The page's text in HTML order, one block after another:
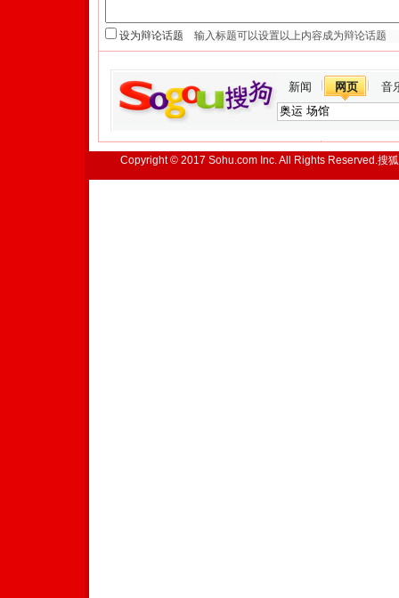
设为辩论话题
新闻 网页 音
Copyright © 2017 Sohu.com Inc. All Rights Reserved.搜